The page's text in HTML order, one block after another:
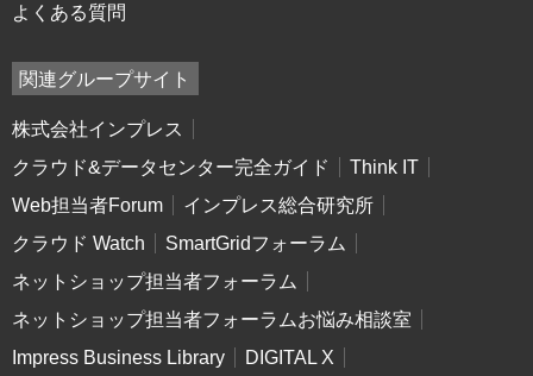
よくある質問
関連グループサイト
株式会社インプレス
クラウド&データセンター完全ガイド
Think IT
Web担当者Forum
インプレス総合研究所
クラウド Watch
SmartGridフォーラム
ネットショップ担当者フォーラム
ネットショップ担当者フォーラムお悩み相談室
Impress Business Library
DIGITAL X